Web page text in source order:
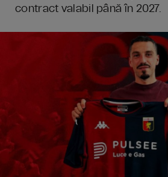
contract valabil până în 2027.